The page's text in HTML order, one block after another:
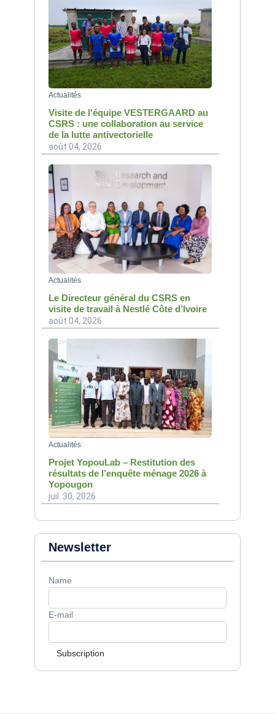
Actualités
Visite de l'équipe VESTERGAARD au
CSRS : une collaboration au service
de la lutte antivectorielle
août 04, 2026
Actualités
Le Directeur général du CSRS en
visite de travail à Nestlé Côte d’Ivoire
août 04, 2026
Actualités
Projet YopouLab – Restitution des
résultats de l’enquête ménage 2026 à
Yopougon
juil. 30, 2026
Newsletter
Name
E-mail
Subscription